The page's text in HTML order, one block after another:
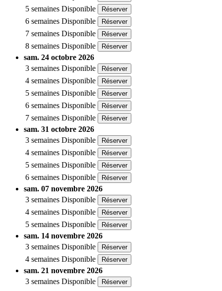
5 semaines Disponible Réserver
6 semaines Disponible Réserver
7 semaines Disponible Réserver
8 semaines Disponible Réserver
sam. 24 octobre 2026
3 semaines Disponible Réserver
4 semaines Disponible Réserver
5 semaines Disponible Réserver
6 semaines Disponible Réserver
7 semaines Disponible Réserver
sam. 31 octobre 2026
3 semaines Disponible Réserver
4 semaines Disponible Réserver
5 semaines Disponible Réserver
6 semaines Disponible Réserver
sam. 07 novembre 2026
3 semaines Disponible Réserver
4 semaines Disponible Réserver
5 semaines Disponible Réserver
sam. 14 novembre 2026
3 semaines Disponible Réserver
4 semaines Disponible Réserver
sam. 21 novembre 2026
3 semaines Disponible Réserver